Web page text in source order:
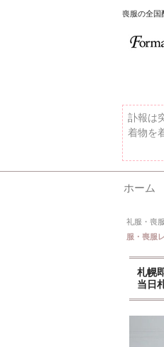
喪服の全国
訃報は
着物を
ホーム
礼服・喪
服・喪服
札幌
当日